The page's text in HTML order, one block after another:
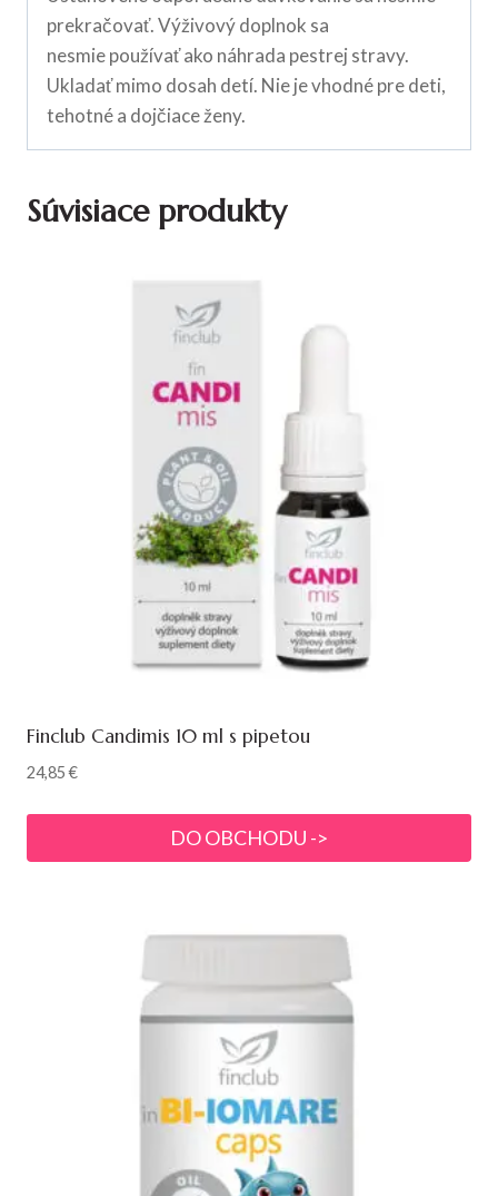
prekračovať. Výživový doplnok sa
nesmie používať ako náhrada pestrej stravy.
Ukladať mimo dosah detí. Nie je vhodné pre deti,
tehotné a dojčiace ženy.
Súvisiace produkty
Finclub Candimis 10 ml s pipetou
24,85€
DO OBCHODU ->